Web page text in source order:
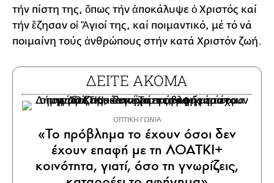
τήν πίστη της, ὅπως τήν ἀποκάλυψε ὁ Χριστός καί
τήν ἔζησαν οἱ Ἅγιοί της, καί ποιμαντικό, μέ τό νά
ποιμαίνη τούς ἀνθρώπους στήν κατά Χριστόν ζωή.
ΔΕΙΤΕ ΑΚΟΜΑ
ΟΠΤΙΚΗ ΓΩΝΙΑ
«Το πρόβλημα το έχουν όσοι δεν
έχουν επαφή με τη ΛΟΑΤΚΙ+
κοινότητα, γιατί, όσο τη γνωρίζεις,